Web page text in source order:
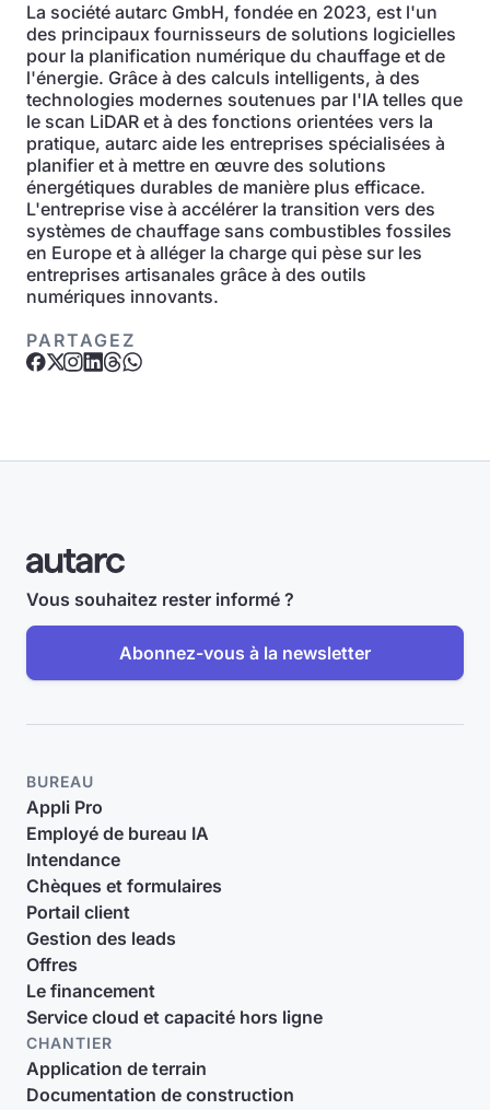
La société autarc GmbH, fondée en 2023, est l'un
des principaux fournisseurs de solutions logicielles
pour la planification numérique du chauffage et de
l'énergie. Grâce à des calculs intelligents, à des
technologies modernes soutenues par l'IA telles que
le scan LiDAR et à des fonctions orientées vers la
pratique, autarc aide les entreprises spécialisées à
planifier et à mettre en œuvre des solutions
énergétiques durables de manière plus efficace.
L'entreprise vise à accélérer la transition vers des
systèmes de chauffage sans combustibles fossiles
en Europe et à alléger la charge qui pèse sur les
entreprises artisanales grâce à des outils
numériques innovants.
PARTAGEZ
Vous souhaitez rester informé ?
Abonnez-vous à la newsletter
BUREAU
Appli Pro
Employé de bureau IA
Intendance
Chèques et formulaires
Portail client
Gestion des leads
Offres
Le financement
Service cloud et capacité hors ligne
CHANTIER
Application de terrain
Documentation de construction